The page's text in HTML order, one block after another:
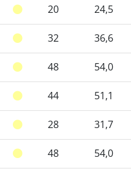
20 24,5
32 36,6
48 54,0
44 51,1
28 31,7
48 54,0